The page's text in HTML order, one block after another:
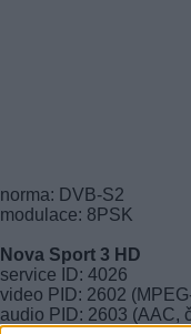
norma: DVB-S2
modulace: 8PSK
Nova Sport 3 HD
service ID: 4026
video PID: 2602
audio PID: 2603 (AAC,